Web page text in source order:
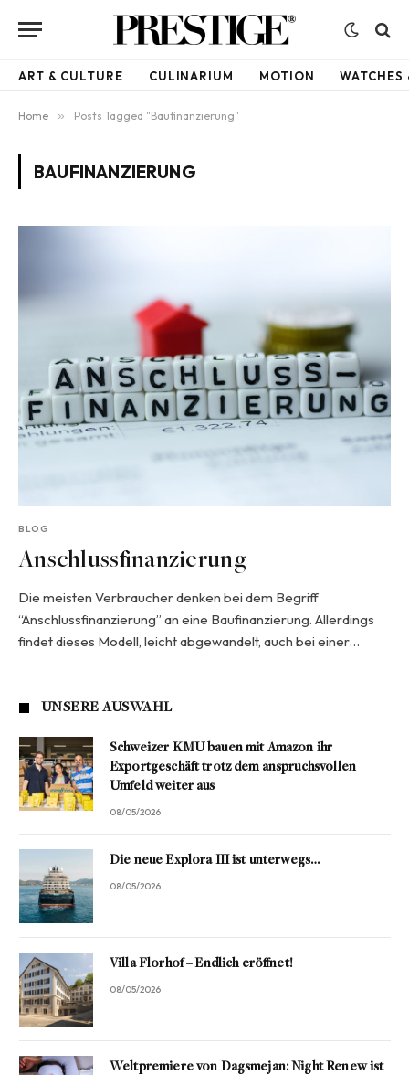
ART & CULTURE CULINARIUM MOTION WATCHES
Home » Posts Tagged "Baufinanzierung"
BAUFINANZIERUNG
BLOG
Anschlussfinanzierung
Die meisten Verbraucher denken bei dem Begriff
“Anschlussfinanzierung” an eine Baufinanzierung. Allerdings
findet dieses Modell, leicht abgewandelt, auch bei einer…
UNSERE AUSWAHL
Schweizer KMU bauen mit Amazon ihr
Exportgeschäft trotz dem anspruchsvollen
Umfeld weiter aus
08/05/2026
Die neue Explora III ist unterwegs…
08/05/2026
Villa Florhof – Endlich eröffnet!
08/05/2026
Weltpremiere von Dagsmejan: Night Renew ist